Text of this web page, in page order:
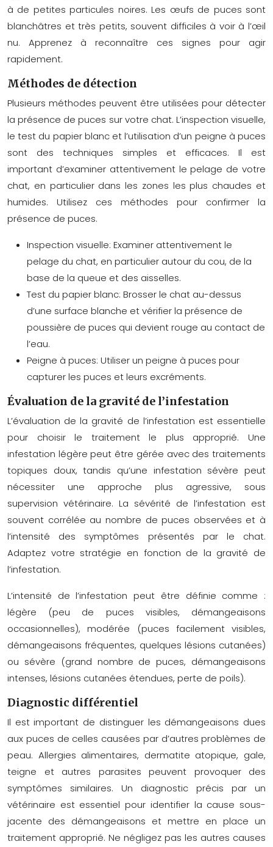
à de petites particules noires. Les œufs de puces sont
blanchâtres et très petits, souvent difficiles à voir à l’œil
nu. Apprenez à reconnaître ces signes pour agir
rapidement.
Méthodes de détection
Plusieurs méthodes peuvent être utilisées pour détecter
la présence de puces sur votre chat. L’inspection visuelle,
le test du papier blanc et l’utilisation d’un peigne à puces
sont des techniques simples et efficaces. Il est
important d’examiner attentivement le pelage de votre
chat, en particulier dans les zones les plus chaudes et
humides. Utilisez ces méthodes pour confirmer la
présence de puces.
Inspection visuelle: Examiner attentivement le
pelage du chat, en particulier autour du cou, de la
base de la queue et des aisselles.
Test du papier blanc: Brosser le chat au-dessus
d’une surface blanche et vérifier la présence de
poussière de puces qui devient rouge au contact de
l’eau.
Peigne à puces: Utiliser un peigne à puces pour
capturer les puces et leurs excréments.
Évaluation de la gravité de l’infestation
L’évaluation de la gravité de l’infestation est essentielle
pour choisir le traitement le plus approprié. Une
infestation légère peut être gérée avec des traitements
topiques doux, tandis qu’une infestation sévère peut
nécessiter une approche plus agressive, sous
supervision vétérinaire. La sévérité de l’infestation est
souvent corrélée au nombre de puces observées et à
l’intensité des symptômes présentés par le chat.
Adaptez votre stratégie en fonction de la gravité de
l’infestation.
L’intensité de l’infestation peut être définie comme :
légère (peu de puces visibles, démangeaisons
occasionnelles), modérée (puces facilement visibles,
démangeaisons fréquentes, quelques lésions cutanées)
ou sévère (grand nombre de puces, démangeaisons
intenses, lésions cutanées étendues, perte de poils).
Diagnostic différentiel
Il est important de distinguer les démangeaisons dues
aux puces de celles causées par d’autres problèmes de
peau. Allergies alimentaires, dermatite atopique, gale,
teigne et autres parasites peuvent provoquer des
symptômes similaires. Un diagnostic précis par un
vétérinaire est essentiel pour identifier la cause sous-
jacente des démangeaisons et mettre en place un
traitement approprié. Ne négligez pas les autres causes